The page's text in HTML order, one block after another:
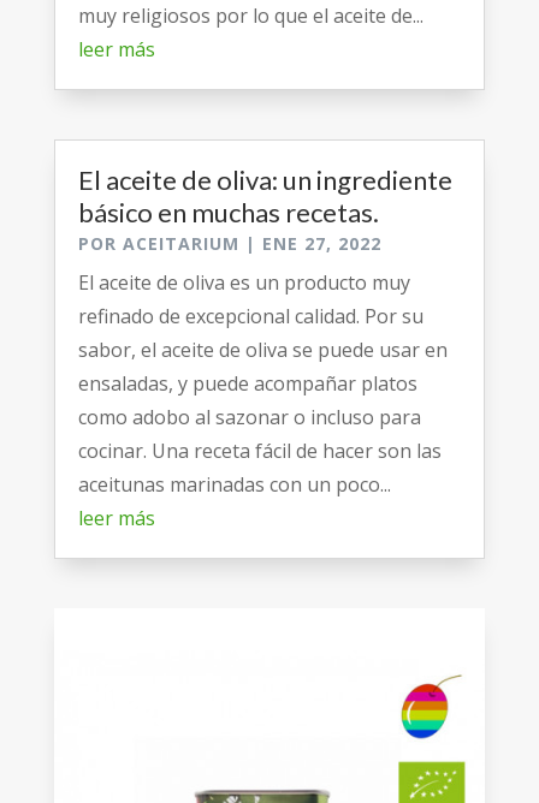
muy religiosos por lo que el aceite de...
leer más
El aceite de oliva: un ingrediente
básico en muchas recetas.
POR ACEITARIUM | ENE 27, 2022
El aceite de oliva es un producto muy
refinado de excepcional calidad. Por su
sabor, el aceite de oliva se puede usar en
ensaladas, y puede acompañar platos
como adobo al sazonar o incluso para
cocinar. Una receta fácil de hacer son las
aceitunas marinadas con un poco...
leer más